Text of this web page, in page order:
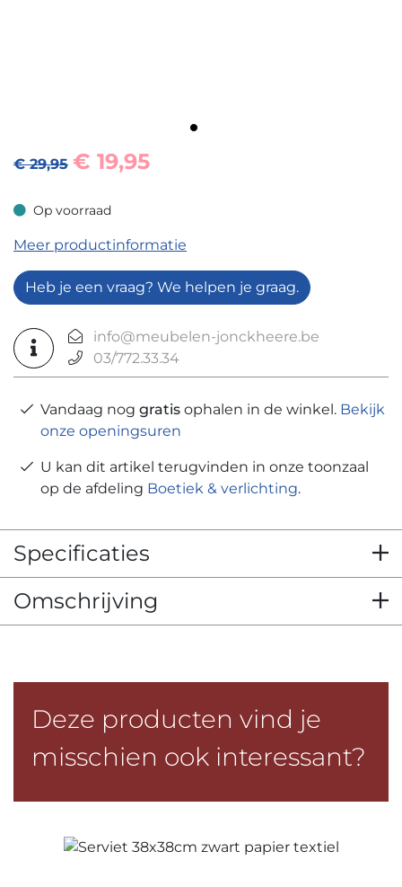
€ 29,95 € 19,95
Op voorraad
Op voorraad
Meer productinformatie
Heb je een vraag? We helpen je graag.
info@meubelen-jonckheere.be
03/772.33.34
Vandaag nog gratis ophalen in de winkel. Bekijk
onze openingsuren
U kan dit artikel terugvinden in onze toonzaal
op de afdeling Boetiek & verlichting.
Specificaties
Omschrijving
Deze producten vind je
misschien ook interessant?